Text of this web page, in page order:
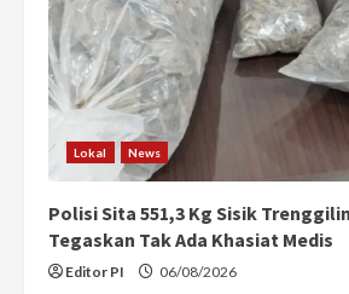
Lokal News
Polisi Sita 551,3 Kg Sisik
Tegaskan Tak Ada Khasiat Medis
Editor PI 06/08/2026